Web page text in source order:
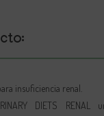
insuficiencia renal.
DIETS